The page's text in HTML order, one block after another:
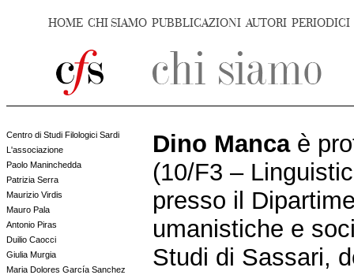
HOME CHI SIAMO PUBBLICAZIONI AUTORI PERIODICI
Centro di Studi Filologici Sardi
L'associazione
Paolo Maninchedda
Patrizia Serra
Maurizio Virdis
Mauro Pala
Antonio Piras
Duilio Caocci
Giulia Murgia
Maria Dolores García Sanchez
Dino Mancaè
(10/F3 –
presso il
umanistiche e
Studi di Sassari,